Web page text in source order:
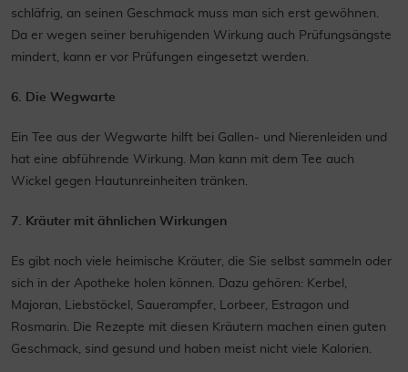
schläfrig, an seinen Geschmack muss man sich erst gewöhnen.
Da er wegen seiner beruhigenden Wirkung auch Prüfungsängste
mindert, kann er vor Prüfungen eingesetzt werden.
6. Die Wegwarte
Ein Tee aus der Wegwarte hilft bei Gallen- und Nierenleiden und
hat eine abführende Wirkung. Man kann mit dem Tee auch
Wickel gegen Hautunreinheiten tränken.
7. Kräuter mit ähnlichen Wirkungen
Es gibt noch viele heimische Kräuter, die Sie selbst sammeln oder
sich in der Apotheke holen können. Dazu gehören: Kerbel,
Majoran, Liebstöckel, Sauerampfer, Lorbeer, Estragon und
Rosmarin. Die Rezepte mit diesen Kräutern machen einen guten
Geschmack, sind gesund und haben meist nicht viele Kalorien.